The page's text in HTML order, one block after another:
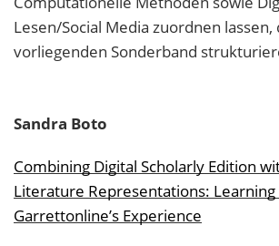
Lesen/Social Media zuordnen lassen,
vorliegenden Sonderband
Sandra Boto
Combining Digital Scholarly Edition
Literature Representations:
Garrettonline’s Experience